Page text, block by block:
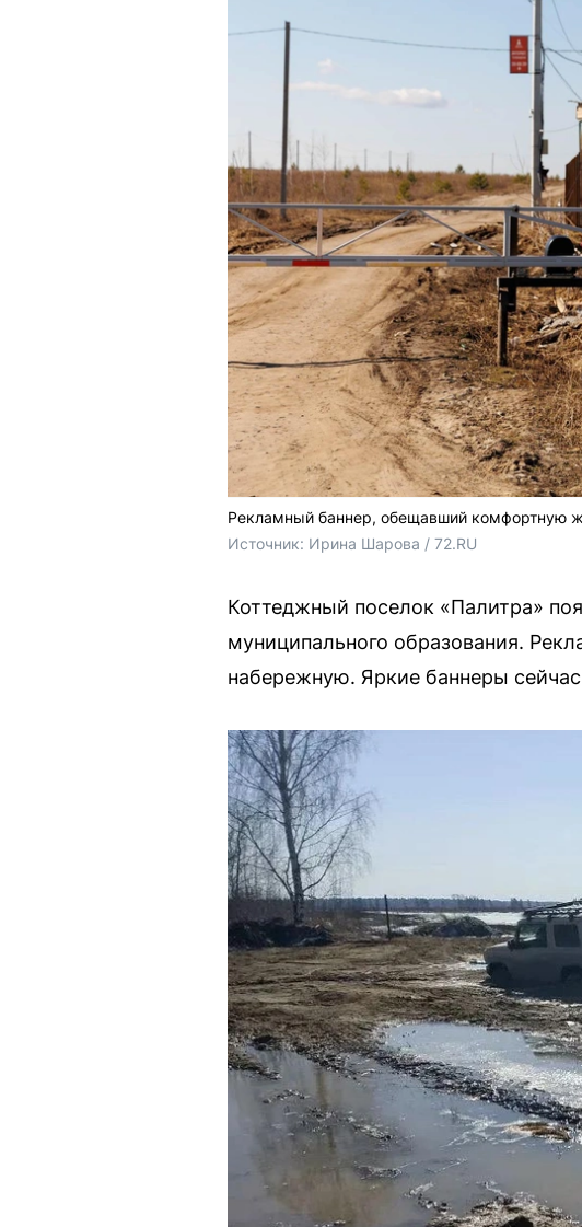
Рекламный баннер, обещавший комфортную
Источник: Ирина Шарова / 72.RU
Коттеджный поселок «Палитра»
муниципального образования.
набережную. Яркие баннеры